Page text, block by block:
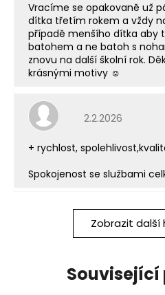
Vracíme se opakovaně už
dítka třetím rokem a vždy
případě menšího dítka aby
batohem a ne batoh s
znovu na další školní rok.
krásnými motivy ☺️
Hodnocení
2.2.2026
+ rychlost,
Spokojenost se službami
Zobrazit další